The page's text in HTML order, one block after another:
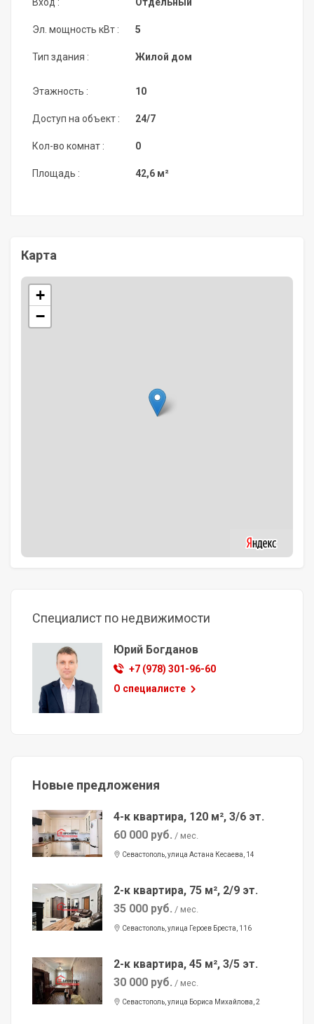
Эл. мощность кВт :
Тип здания :
5
Жилой дом
Этажность :
Доступ на объект :
Кол-во комнат :
Площадь :
10
24/7
0
42,6 м²
Карта
+
−
Специалист по недвижимости
Юрий Богданов
+7 (978) 301-96-60
О специалисте
Новые предложения
4-к квартира, 120 м², 3/6 эт.
60 000 руб. / мес.
Севастополь, улица Астана Кесаева, 14
2-к квартира, 75 м², 2/9 эт.
35 000 руб. / мес.
Севастополь, улица Героев Бреста, 116
2-к квартира, 45 м², 3/5 эт.
30 000 руб. / мес.
Севастополь, улица Бориса Михайлова, 2